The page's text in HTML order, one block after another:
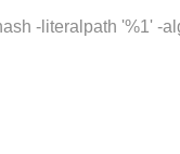
-literalpath '%1' -